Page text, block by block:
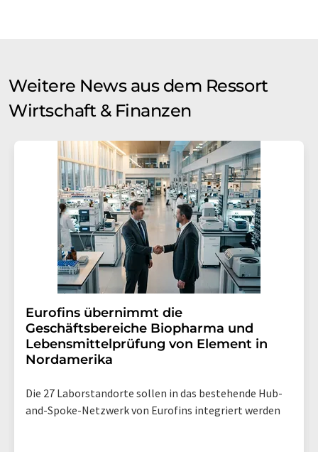
Weitere News aus dem Ressort
Wirtschaft & Finanzen
Eurofins übernimmt die
Geschäftsbereiche Biopharma und
Lebensmittelprüfung von Element in
Nordamerika
Die 27 Laborstandorte sollen in das bestehende Hub-
and-Spoke-Netzwerk von Eurofins integriert werden